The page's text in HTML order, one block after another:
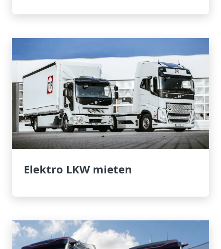
Elektro LKW mieten